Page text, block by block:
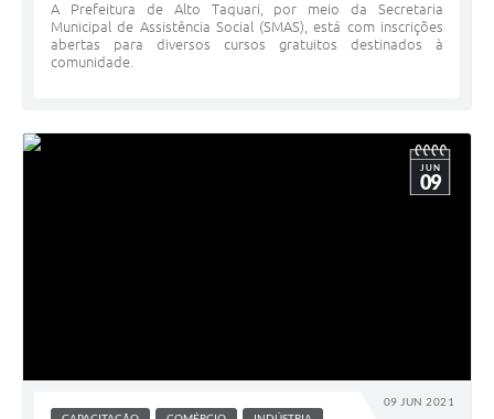
A Prefeitura de Alto Taquari, por meio da Secretaria
Municipal de Assistência Social (SMAS), está com inscrições
abertas para diversos cursos gratuitos destinados à
comunidade.
09 JUN 2021
JUN
09